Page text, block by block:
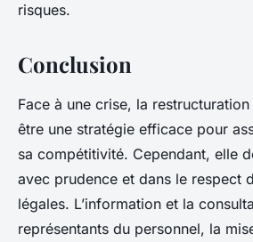
risques.
Conclusion
Face à une crise, la restructuration
être une stratégie efficace pour
sa compétitivité. Cependant, elle
avec prudence et dans le respect
légales. L’information et la
représentants du personnel, la